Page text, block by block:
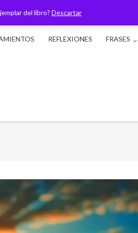
del libro? Descartar
REFLEXIONES FRASES